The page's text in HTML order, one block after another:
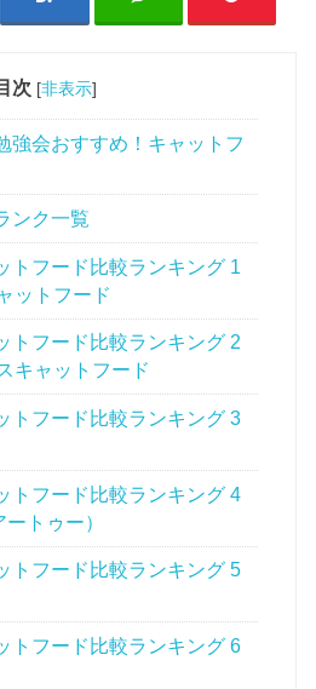
次 [非表示]
強会おすすめ！キャットフ
ンク一覧
トフード比較ランキング 1
ットフード
トフード比較ランキング 2
キャットフード
トフード比較ランキング 3
トフード比較ランキング 4
トゥー）
トフード比較ランキング 5
トフード比較ランキング 6